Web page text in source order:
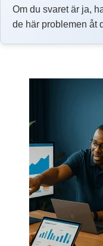
Om du svaret är ja,
de här problemen åt